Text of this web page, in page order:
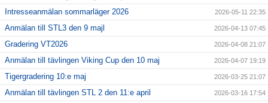
Intresseanmälan sommarläger 2026 2026-05-11 22:35
Anmälan till STL3 den 9 majl 2026-04-13 07:45
Gradering VT2026 2026-04-08 21:07
Anmälan till tävlingen Viking Cup den 10 maj 2026-04-07 19:19
Tigergradering 10:e maj 2026-03-25 21:07
Anmälan till tävlingen STL 2 den 11:e april 2026-03-16 17:54